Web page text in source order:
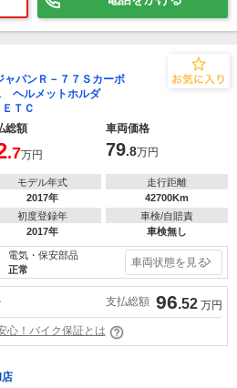
パンＲ－７７Ｓカーボ
ヘルメットホルダ
ＴＣ
総額
車両価格
.7万円 79.8万円
モデル年式
2017年
走行距離
42700Km
初度登録年
2017年
車検/自賠責
車検無し
電気・保安部品
正常
車両状態を見る
支払総額 96.52 万円
心！バイク保証とは